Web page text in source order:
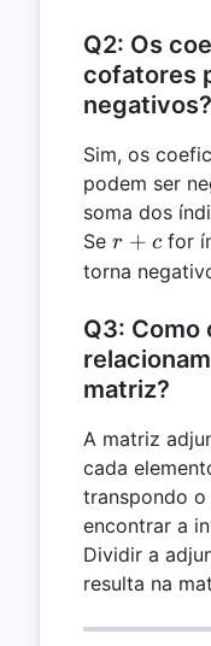
Q2: Os
cofatores
negativos?
Sim, os
podem ser
soma dos
Se r
+
r + c for
torna
Q3: Como
matriz?
A matriz
cada
transpondo o
encontrar a
Dividir a
resulta na